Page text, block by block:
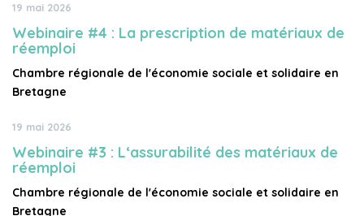
19 mai 2026
Webinaire #4 : La prescription de matériaux de
réemploi
Chambre régionale de l'économie sociale et solidaire en
Bretagne
19 mai 2026
Webinaire #3 : L‘assurabilité des matériaux de
réemploi
Chambre régionale de l'économie sociale et solidaire en
Bretagne